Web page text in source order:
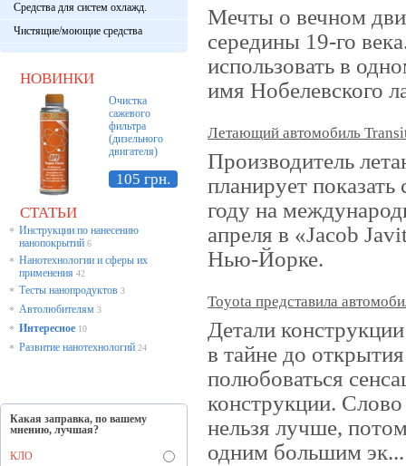
Средства для систем охлажд.
Чистящие/моющие средства
НОВИНКИ
Очистка
сажевого
фильтра
(дизельного
двигателя)
105 грн.
СТАТЬИ
* Инструкции по нанесению
нанопокрытий 6
* Нанотехнологии и сферы их
применения 42
* Тесты нанопродуктов 3
* Автолюбителям 3
* Интересное 10
* Развитие нанотехнологий 24
Какая заправка, по вашему
мнению, лучшая?
КЛО
Мечты о вечном
середины 19-го
использовать в
имя Нобелевского
Летающий автомобиль
Производитель
планирует
году на
апреля в «Jacob
Нью-Йорке.
Toyota представила
Детали
в тайне до
полюбоваться
конструкции. Слово
нельзя лучше,
одним большим эк...